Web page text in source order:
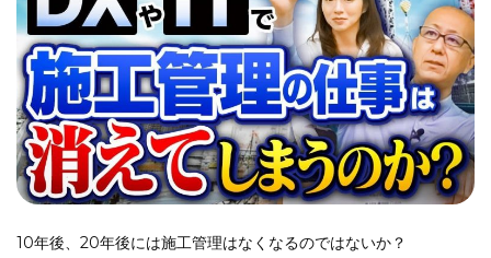
10年後、20年後には施工管理はなくなるのではないか？